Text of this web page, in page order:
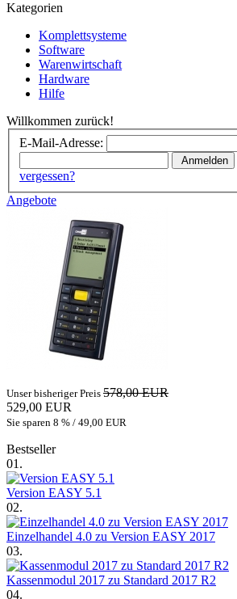
Kategorien
Komplettsysteme
Software
Warenwirtschaft
Hardware
Hilfe
Willkommen zurück!
E-Mail-Adresse:
Anmelden
vergessen?
Angebote
Unser bisheriger Preis 578,00 EUR
529,00 EUR
Sie sparen 8 % / 49,00 EUR
Bestseller
01.
Version EASY 5.1
02.
Einzelhandel 4.0 zu Version EASY 2017
03.
Kassenmodul 2017 zu Standard 2017 R2
04.